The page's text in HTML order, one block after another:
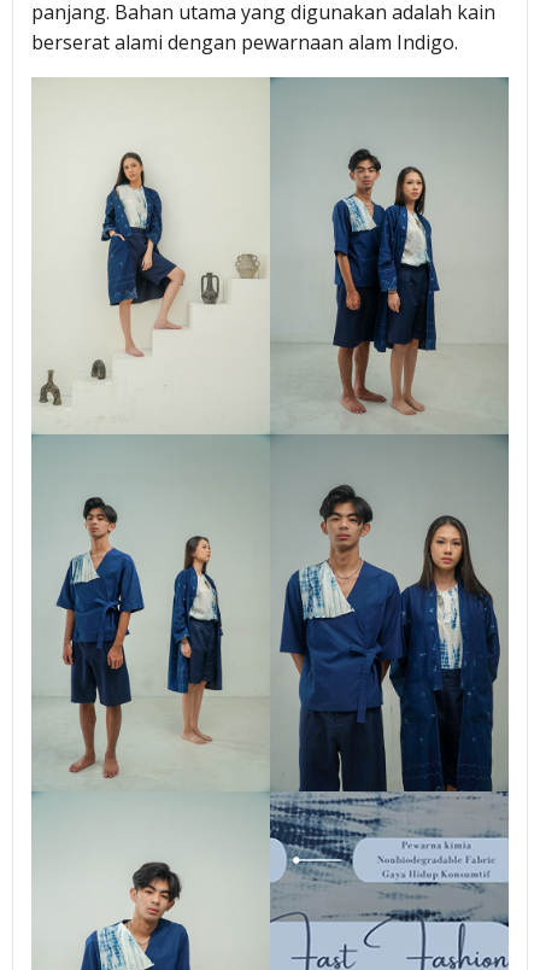
panjang. Bahan utama yang digunakan adalah kain
berserat alami dengan pewarnaan alam Indigo.